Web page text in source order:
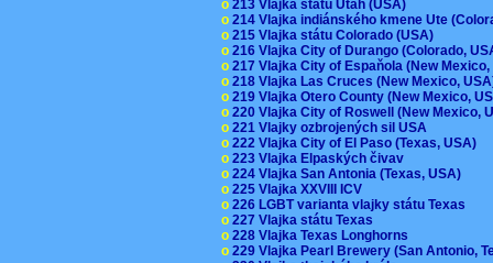
o 213 Vlajka státu Utah (USA)
o 214 Vlajka indiánského kmene Ute
o 215 Vlajka státu Colorado (USA)
o 216 Vlajka City of Durango (Colorado,
o 217 Vlajka City of Espaňola (New
o 218 Vlajka Las Cruces (New Mexico,
o 219 Vlajka Otero County (New Mexico,
o 220 Vlajka City of Roswell (New Mexico,
o 221 Vlajky ozbrojených sil USA
o 222 Vlajka City of El Paso (Texas, USA)
o 223 Vlajka Elpaských čivav
o 224 Vlajka San Antonia (Texas, USA)
o 225 Vlajka XXVIII ICV
o 226 LGBT varianta vlajky státu Texas
o 227 Vlajka státu Texas
o 228 Vlajka Texas Longhorns
o 229 Vlajka Pearl Brewery (San Antonio,